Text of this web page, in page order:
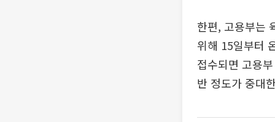
한편, 고용부는
위해 15일부터
접수되면 고용
반 정도가 중대